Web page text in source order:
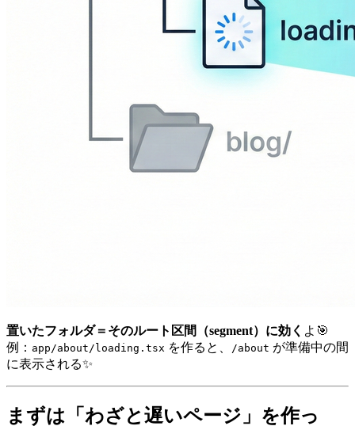
置いたフォルダ＝そのルート区間（segment）に効く よ🎯
例： app/about/loading.tsx を作ると、 /about が準備中の間
に表示される✨
まずは「わざと遅いページ」を作っ